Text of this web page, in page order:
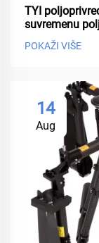
TYI
suvremenu
POKAŽI VIŠE
14
Aug